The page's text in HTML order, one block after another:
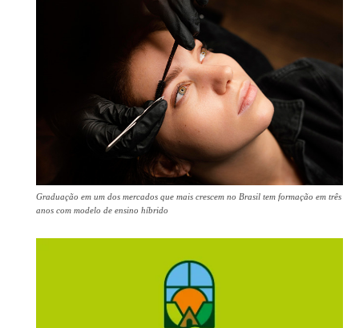
Graduação em um dos mercados que mais crescem no Brasil tem formação em três
anos com modelo de ensino híbrido